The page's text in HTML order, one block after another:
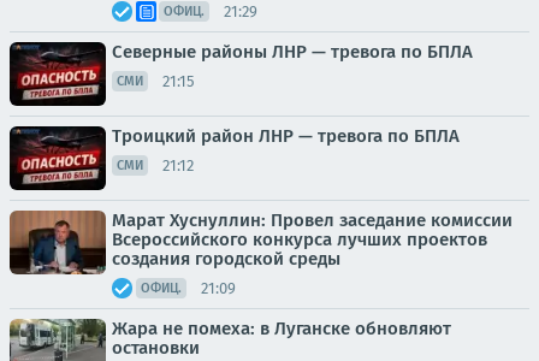
ОФИЦ. 21:29
Северные районы ЛНР — тревога по БПЛА
СМИ 21:15
Троицкий район ЛНР — тревога по БПЛА
СМИ 21:12
Марат Хуснуллин: Провел заседание комиссии
Всероссийского конкурса лучших проектов
создания городской среды
ОФИЦ. 21:09
Жара не помеха: в Луганске обновляют
остановки